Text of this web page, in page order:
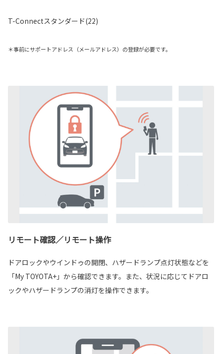
T-Connectスタンダード(22)
＊事前にサポートアドレス（メールアドレス）の登録が必要です。
リモート確認／リモート操作
ドアロックやウインドゥの開閉、ハザードランプ点灯状態などを
「My TOYOTA+」から確認できます。また、状況に応じてドアロ
ックやハザードランプの消灯を操作できます。